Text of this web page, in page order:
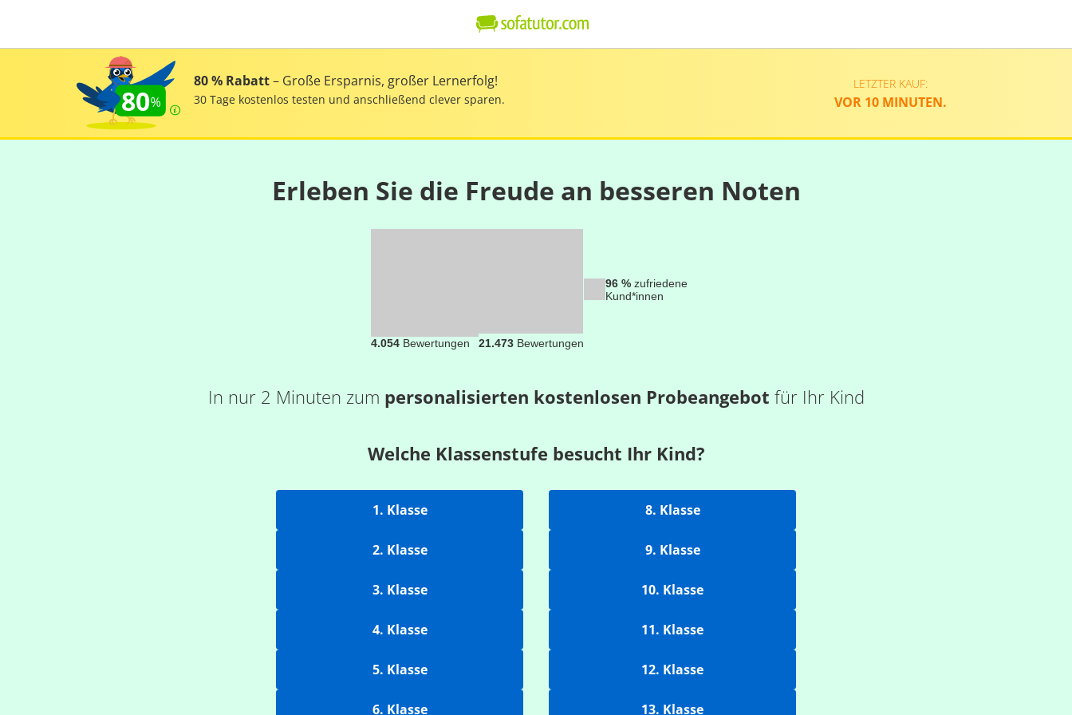
80
80 % Rabatt– Große Ersparnis, großer Lernerfolg!
30 Tage kostenlos testen und anschließend clever sparen.
LETZTER KAUF:
VOR 10 MINUTEN.
Erleben Sie die Freude an besseren Noten
4.054Bewertungen 21.473Bewertungen
96 %zufriedene
Kund*innen
In nur 2 Minuten zum personalisierten kostenlosen Probeangebot für Ihr Kind
Welche Klassenstufe besucht Ihr Kind?
1. Klasse
2. Klasse
3. Klasse
4. Klasse
5. Klasse
6. Klasse
8. Klasse
9. Klasse
10. Klasse
11. Klasse
12. Klasse
13. Klasse